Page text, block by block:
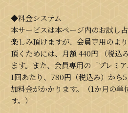
◆料金システム
本サービスは本ページ内のお試し
楽しみ頂けますが、会員専用のよ
頂くためには、月額440円
（税込
ます。また、会員専用の「プレミ
1回あたり、780円（税込み）から
加料金がかかります。（1か月の単
す。）